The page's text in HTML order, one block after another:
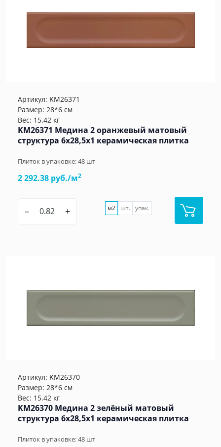
Артикул: KM26371
Размер: 28*6 см
Вес: 15.42 кг
KM26371 Медина 2 оранжевый матовый
структура 6x28,5x1 керамическая плитка
Плиток в упаковке:48 шт
2 292.38 руб./м2
– + м2 шт. упак.
Артикул: KM26370
Размер: 28*6 см
Вес: 15.42 кг
KM26370 Медина 2 зелёный матовый
структура 6x28,5x1 керамическая плитка
Плиток в упаковке:48 шт